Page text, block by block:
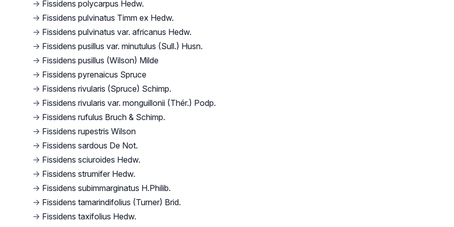
→ Fissidens polycarpus Hedw.
→ Fissidens pulvinatus Timm ex Hedw.
→ Fissidens pulvinatus var. africanus Hedw.
→ Fissidens pusillus var. minutulus (Sull.) Husn.
→ Fissidens pusillus (Wilson) Milde
→ Fissidens pyrenaicus Spruce
→ Fissidens rivularis (Spruce) Schimp.
→ Fissidens rivularis var. monguillonii (Thér.) Podp.
→ Fissidens rufulus Bruch & Schimp.
→ Fissidens rupestris Wilson
→ Fissidens sardous De Not.
→ Fissidens sciuroides Hedw.
→ Fissidens strumifer Hedw.
→ Fissidens subimmarginatus H.Philib.
→ Fissidens tamarindifolius (Turner) Brid.
→ Fissidens taxifolius Hedw.